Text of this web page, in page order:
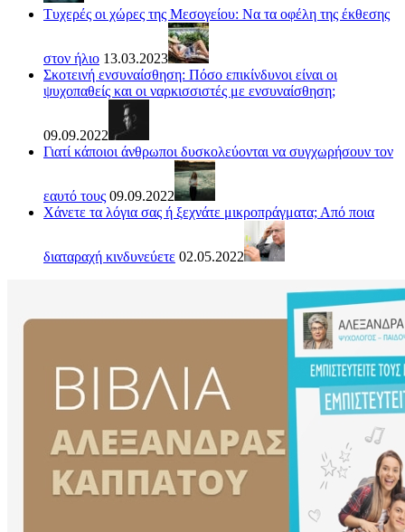
Τυχερές οι χώρες της Μεσογείου: Να τα οφέλη της έκθεσης
στον ήλιο 13.03.2023
Σκοτεινή ενσυναίσθηση: Πόσο επικίνδυνοι είναι οι
ψυχοπαθείς και οι ναρκισσιστές με ενσυναίσθηση;
09.09.2022
Γιατί κάποιοι άνθρωποι δυσκολεύονται να συγχωρήσουν τον
εαυτό τους 09.09.2022
Χάνετε τα λόγια σας ή ξεχνάτε μικροπράγματα; Από ποια
διαταραχή κινδυνεύετε 02.05.2022